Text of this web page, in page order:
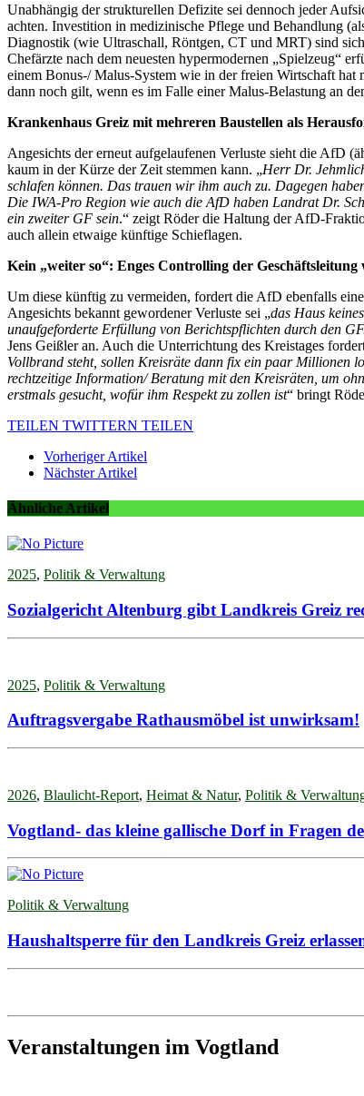
Unabhängig der strukturellen Defizite sei dennoch jeder
achten. Investition in medizinische Pflege und Behandlung
Diagnostik (wie Ultraschall, Röntgen, CT und MRT) sind
Chefärzte nach dem neuesten hypermodernen „Spielzeug“
einem Bonus-/ Malus-System wie in der freien Wirtschaft hat
dann noch gilt, wenn es im Falle einer Malus-Belastung an
Krankenhaus Greiz mit mehreren Baustellen als
Angesichts der erneut aufgelaufenen Verluste sieht die AfD
kaum in der Kürze der Zeit stemmen kann. „Herr Dr.
schlafen können. Das trauen wir ihm auch zu. Dagegen
Die IWA-Pro Region wie auch die AfD haben Landrat Dr.
ein zweiter GF sein.“ zeigt Röder die Haltung der AfD-
auch allein etwaige künftige Schieflagen.
Kein „weiter so“: Enges Controlling der
Um diese künftig zu vermeiden, fordert die AfD ebenfalls
Angesichts bekannt gewordener Verluste sei „das Haus
unaufgeforderte Erfüllung von Berichtspflichten durch den
Jens Geißler an. Auch die Unterrichtung des Kreistages
Vollbrand steht, sollen Kreisräte dann fix ein paar Millionen
rechtzeitige Information/ Beratung mit den Kreisräten, um
erstmals gesucht, wofür ihm Respekt zu zollen ist“ bringt
TEILEN TWITTERN TEILEN
Vorheriger Artikel
Nächster Artikel
Ähnliche Artikel
2025, Politik & Verwaltung
Sozialgericht Altenburg gibt Landkreis Greiz
2025, Politik & Verwaltung
Auftragsvergabe Rathausmöbel ist unwirksam!
2026, Blaulicht-Report, Heimat & Natur, Politik &
Vogtland- das kleine gallische Dorf in Fragen
Politik & Verwaltung
Haushaltsperre für den Landkreis Greiz
Veranstaltungen im Vogtland